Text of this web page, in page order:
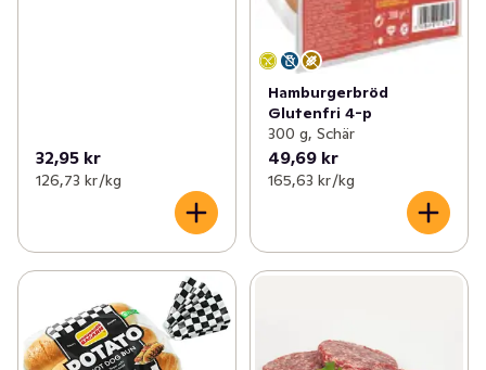
32,95 kr
126,73 kr /kg
Hamburgerbröd
Glutenfri 4-p
300 g, Schär
49,69 kr
165,63 kr /kg